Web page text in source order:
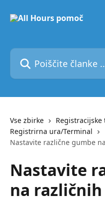
Poiščite članke ...
Vse zbirke
Registracijske
Registrirna ura/Terminal
Nastavite različne gumbe
Nastavite
na